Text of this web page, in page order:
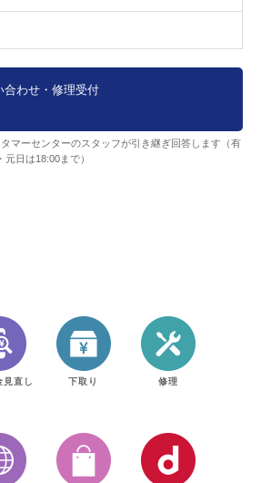
合わせ・修理受付
マーセンターのスタッフが引き継ぎ回答します（有
日は18:00まで）
見直し 下取り 修理